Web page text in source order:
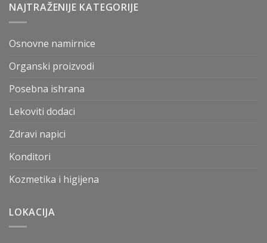
NAJTRAŽENIJE KATEGORIJE
Osnovne namirnice
Organski proizvodi
Posebna ishrana
Lekoviti dodaci
Zdravi napici
Konditori
Kozmetika i higijena
LOKACIJA